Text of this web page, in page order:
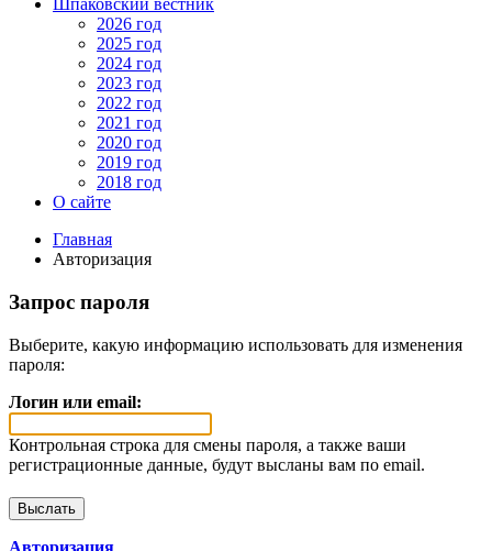
Шпаковский вестник
2026 год
2025 год
2024 год
2023 год
2022 год
2021 год
2020 год
2019 год
2018 год
О сайте
Главная
Авторизация
Запрос пароля
Выберите, какую информацию использовать для изменения
пароля:
Логин или email:
Контрольная строка для смены пароля, а также ваши
регистрационные данные, будут высланы вам по email.
Авторизация